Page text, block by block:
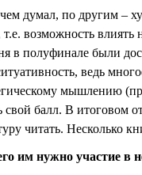
думал, по другим –
возможность влиять
в полуфинале были
ведь
мышлению
балл. В итоговом
читать. Несколько
им нужно участие в